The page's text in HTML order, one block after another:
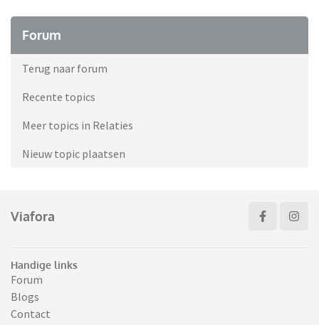
Forum
Terug naar forum
Recente topics
Meer topics in Relaties
Nieuw topic plaatsen
Viafora
Handige links
Forum
Blogs
Contact